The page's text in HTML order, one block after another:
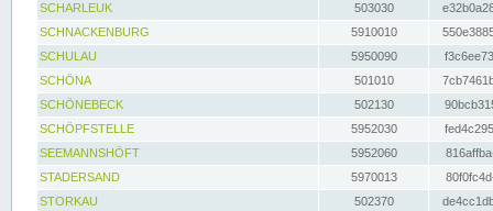
SCHARLEUK
503030
SCHNACKENBURG
5910010
SCHULAU
5950090
SCHÖNA
501010
SCHÖNEBECK
502130
SCHÖPFSTELLE
5952030
SEEMANNSHÖFT
5952060
STADERSAND
5970013
STORKAU
502370